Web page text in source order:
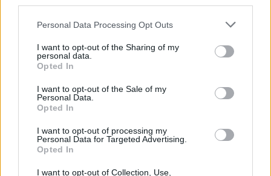
Please note that this website/app uses one or more Google
not limited to your visit or usage behaviour. You may click to
grant or deny consent to Google and its third-party tags to
use your data for below specified purposes in below Google
consent section.
Personal Data Processing Opt Outs
I want to opt-out of the Sharing of my
personal data.
Opted In
I want to opt-out of the Sale of my
Personal Data.
Opted In
I want to opt-out of processing my
Personal Data for Targeted Advertising.
Opted In
I want to opt-out of Collection, Use,
Könyvajánló - Suzanne Collins: Futótűz (Az
éhezők viadala trilógia 2.)
"Katniss Everdeen túlélte Az éhezők viadalát. A
Kapitólium bosszúra éhes. Hiába szólt minden
ellenük, Katniss Everdeen és Peeta Mellark életben
maradtak. Nem nyugodhatnak azonban meg:
hatásukra vette kezdetét. A nemzet szeme Katnissra
és Peetára…